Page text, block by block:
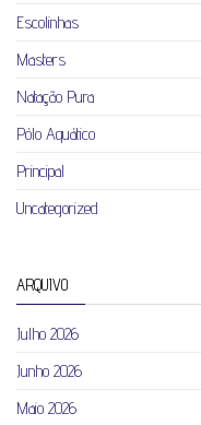
Escolinhas
Masters
Natação Pura
Pólo Aquático
Principal
Uncategorized
ARQUIVO
Julho 2026
Junho 2026
Maio 2026